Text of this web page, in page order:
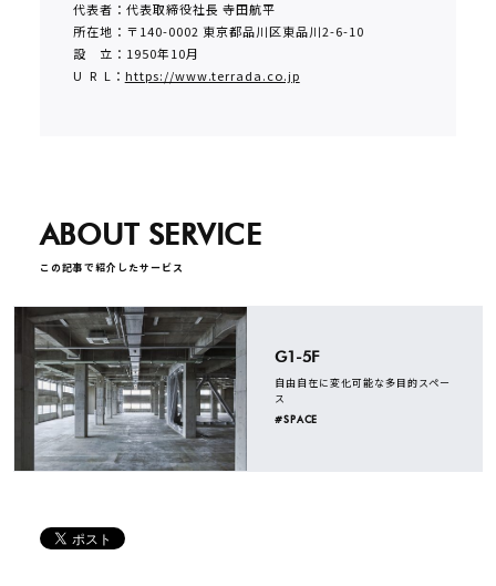
代表者：代表取締役社長 寺田航平
所在地：〒140-0002 東京都品川区東品川2-6-10
設 立：1950年10月
U R L： https://www.terrada.co.jp
ABOUT SERVICE
この記事で紹介したサービス
G1-5F
自由自在に変化可能な多目的スペー
ス
#SPACE